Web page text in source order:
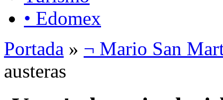
• Edomex
Portada » ¬ Mario San
austeras